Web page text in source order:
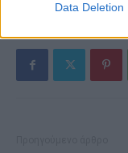
Data Deletion